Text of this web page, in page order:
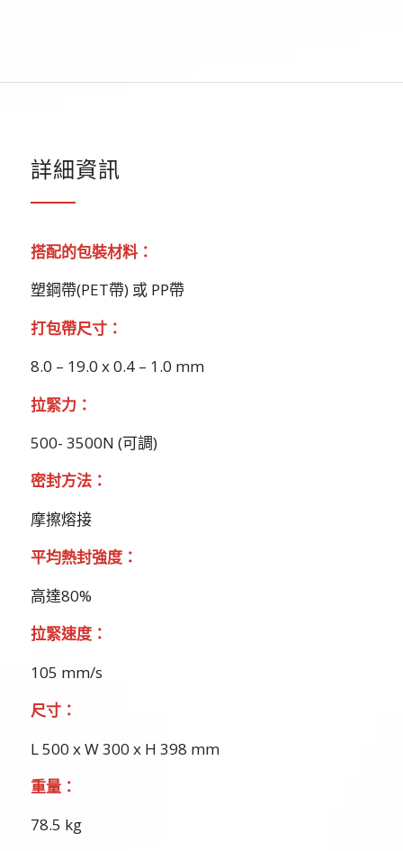
詳細資訊
搭配的包裝材料：
塑鋼帶(PET帶) 或 PP帶
打包帶尺寸：
8.0 – 19.0 x 0.4 – 1.0 mm
拉緊力：
500- 3500N (可調)
密封方法：
摩擦熔接
平均熱封強度：
高達80%
拉緊速度：
105 mm/s
尺寸：
L 500 x W 300 x H 398 mm
重量：
78.5 kg